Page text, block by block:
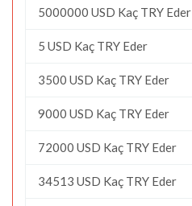
5000000 USD Kaç TRY Eder
5 USD Kaç TRY Eder
3500 USD Kaç TRY Eder
9000 USD Kaç TRY Eder
72000 USD Kaç TRY Eder
34513 USD Kaç TRY Eder